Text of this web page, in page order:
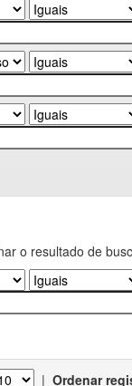
o resultado de
| Ordenar